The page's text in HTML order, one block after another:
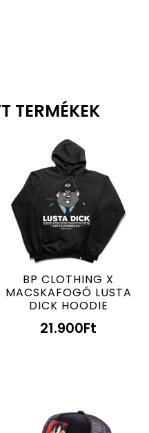
TERMÉKEK
BP CLOTHING X
MACSKAFOGÓ LUSTA
DICK HOODIE
21.900Ft